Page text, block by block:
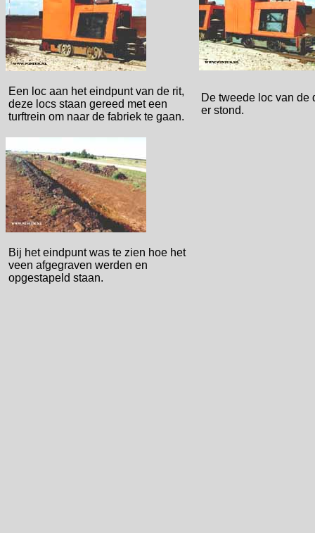
Een loc aan het eindpunt van de rit,
deze locs staan gereed met een
turftrein om naar de fabriek te gaan.
De tweede loc van de
er stond.
Bij het eindpunt was te zien hoe het
veen afgegraven werden en
opgestapeld staan.